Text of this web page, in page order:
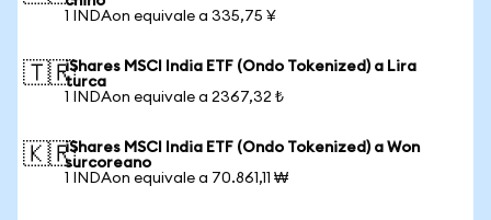
1 INDAon equivale a 335,75 ¥
🇹🇷iShares MSCI India ETF (Ondo Tokenized) a Lira
turca
1 INDAon equivale a 2367,32 ₺
🇰🇷iShares MSCI India ETF (Ondo Tokenized) a Won
surcoreano
1 INDAon equivale a 70.861,11 ₩